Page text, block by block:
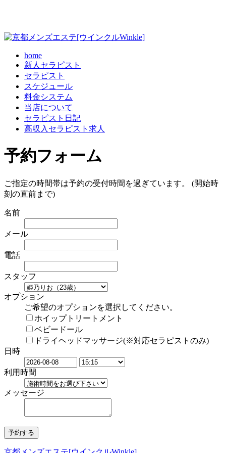
home
新人セラピスト
セラピスト
スケジュール
料金システム
当店について
セラピスト日記
高収入セラピスト求人
予約フォーム
ご指定の時間帯は予約の受付時間を過ぎています。 (開始時
刻の直前まで)
名前
メール
電話
スタッフ
オプション
ご希望のオプションを選択してください。
ホイップトリートメント
ベビードール
ドライヘッドマッサージ(※対応セラピストのみ)
日時
利用時間
メッセージ